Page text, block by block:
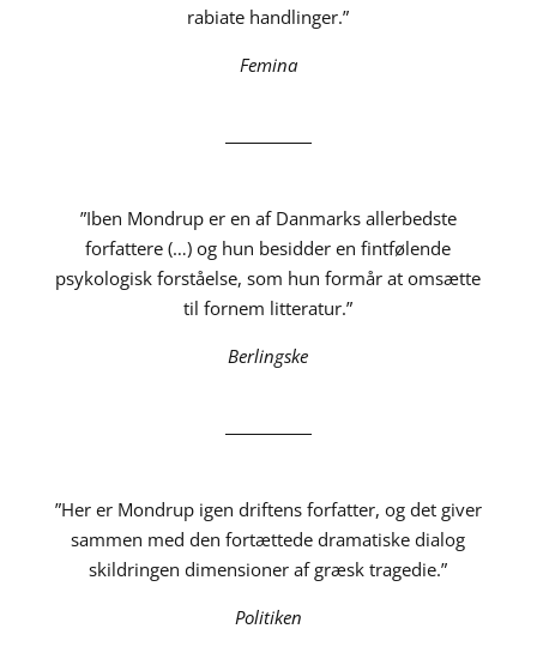
rabiate handlinger.”
Femina
”Iben Mondrup er en af Danmarks allerbedste
forfattere (…) og hun besidder en fintfølende
psykologisk forståelse, som hun formår at omsætte
til fornem litteratur.”
Berlingske
”Her er Mondrup igen driftens forfatter, og det giver
sammen med den fortættede dramatiske dialog
skildringen dimensioner af græsk tragedie.”
Politiken